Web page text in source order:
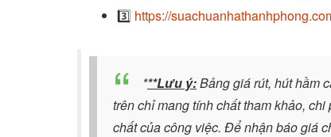
3️⃣ https://
***Lưu ý:Bảng giá rút, hút hầm
trên chỉ mang tính chất tham khảo,
chất của công việc. Để nhận báo giá